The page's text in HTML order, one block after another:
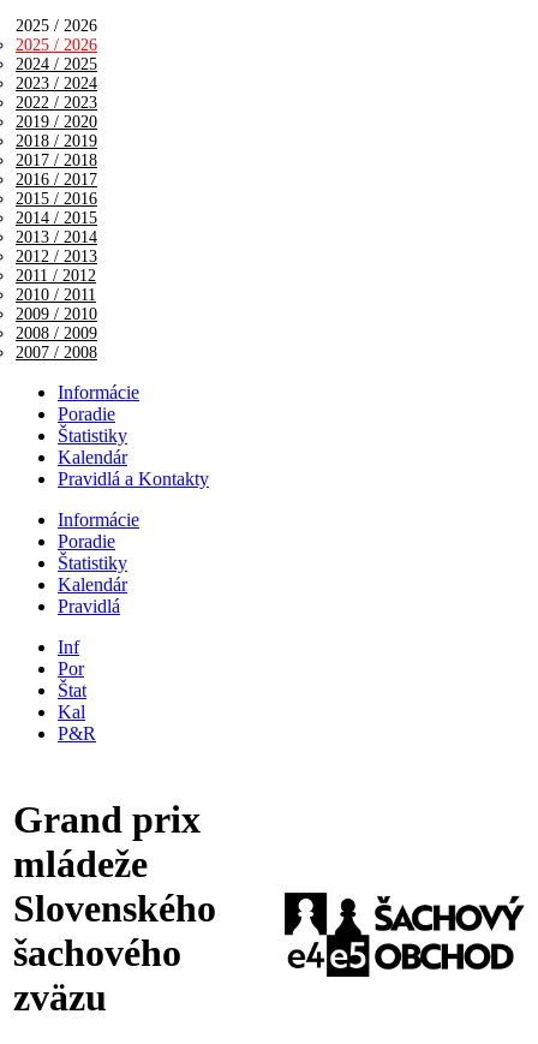
2025 / 2026
2025 / 2026
2024 / 2025
2023 / 2024
2022 / 2023
2019 / 2020
2018 / 2019
2017 / 2018
2016 / 2017
2015 / 2016
2014 / 2015
2013 / 2014
2012 / 2013
2011 / 2012
2010 / 2011
2009 / 2010
2008 / 2009
2007 / 2008
Informácie
Poradie
Štatistiky
Kalendár
Pravidlá a Kontakty
Informácie
Poradie
Štatistiky
Kalendár
Pravidlá
Inf
Por
Štat
Kal
P&R
Grand prix
mládeže
Slovenského
šachového
zväzu